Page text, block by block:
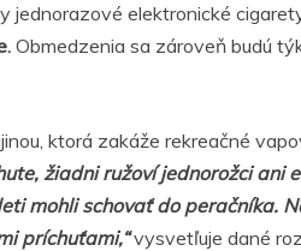
jednorazové elektronické
Obmedzenia sa zároveň budú
ktorá zakáže rekreačné
žiadni ružoví jednorožci ani
mohli schovať do peračníka.
príchuťami,“ vysvetľuje dané